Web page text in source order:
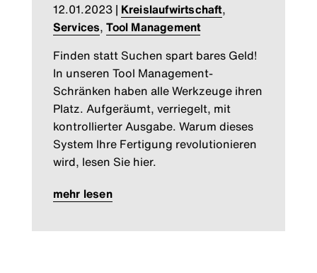
12.01.2023| Kreislaufwirtschaft,
Services,Tool Management
Finden statt Suchen spart bares Geld!
In unseren Tool Management-
Schränken haben alle Werkzeuge ihren
Platz. Aufgeräumt, verriegelt, mit
kontrollierter Ausgabe. Warum dieses
System Ihre Fertigung revolutionieren
wird, lesen Sie hier.
mehr lesen